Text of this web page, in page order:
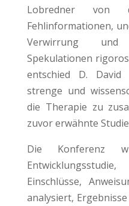
Lobredner von
Fehlinformationen,
Verwirrung und
Spekulationen
entschied D. David
strenge und
die Therapie zu
zuvor erwähnte
Die Konferenz
Einschlüsse,
analysiert,